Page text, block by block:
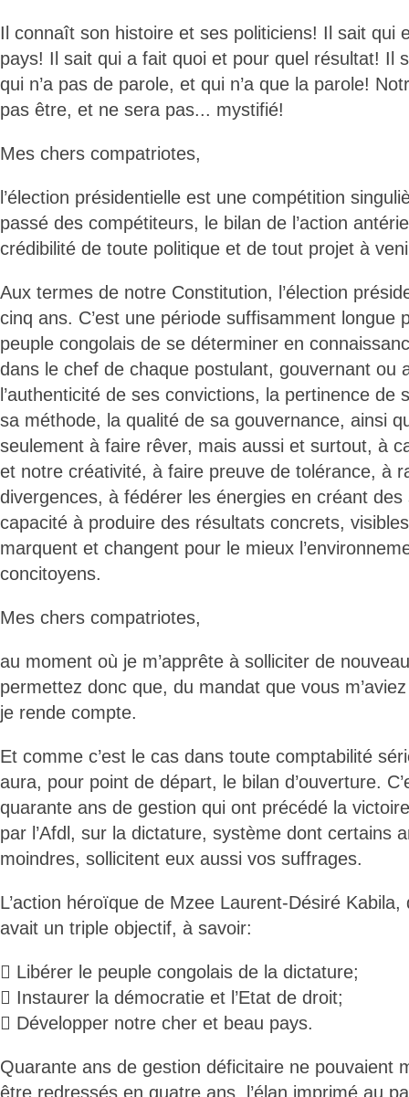
Il connaît son histoire et ses politiciens! Il sait qui
pays! Il sait qui a fait quoi et pour quel résultat! Il
qui n’a pas de parole, et qui n’a que la parole!
pas être, et ne sera pas... mystifié!
Mes chers compatriotes,
l’élection présidentielle est une compétition
passé des compétiteurs, le bilan de l’action
crédibilité de toute politique et de tout projet à
Aux termes de notre Constitution, l’élection
cinq ans. C’est une période suffisamment longue
peuple congolais de se déterminer en
dans le chef de chaque postulant, gouvernant ou
l’authenticité de ses convictions, la pertinence de
sa méthode, la qualité de sa gouvernance, ainsi
seulement à faire rêver, mais aussi et surtout, à
et notre créativité, à faire preuve de tolérance, à
divergences, à fédérer les énergies en créant
capacité à produire des résultats concrets,
marquent et changent pour le mieux
concitoyens.
Mes chers compatriotes,
au moment où je m’apprête à solliciter de
permettez donc que, du mandat que vous
je rende compte.
Et comme c’est le cas dans toute comptabilité
aura, pour point de départ, le bilan d’ouverture.
quarante ans de gestion qui ont précédé la
par l’Afdl, sur la dictature, système dont certains
moindres, sollicitent eux aussi vos suffrages.
L’action héroïque de Mzee Laurent-Désiré
avait un triple objectif, à savoir:
 Libérer le peuple congolais de la dictature;
 Instaurer la démocratie et l’Etat de droit;
 Développer notre cher et beau pays.
Quarante ans de gestion déficitaire ne pouvaient
être redressés en quatre ans, l’élan imprimé au